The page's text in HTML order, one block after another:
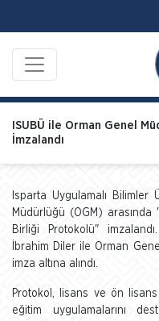
ISUBÜ ile Orman Genel
İmzalandı
Isparta Uygulamalı Bilimler
Müdürlüğü (OGM) arasında
Birliği Protokolü"
İbrahim Diler ile Orman
imza altına alındı.
Protokol, lisans ve ön
eğitim uygulamalarını